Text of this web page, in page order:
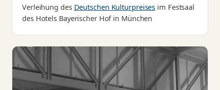
Verleihung des Deutschen Kulturpreises im Festsaal
des Hotels Bayerischer Hof in München